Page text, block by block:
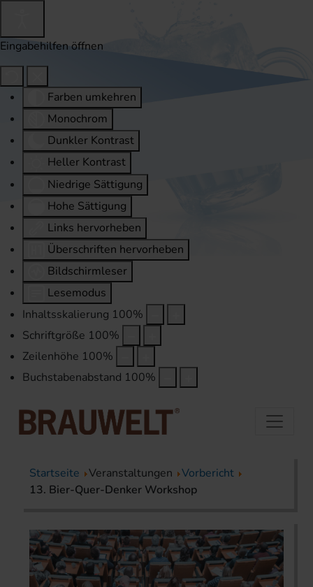
Eingabehilfen öffnen
Farben umkehren
Monochrom
Dunkler Kontrast
Heller Kontrast
Niedrige Sättigung
Hohe Sättigung
Links hervorheben
Überschriften hervorheben
Bildschirmleser
Lesemodus
Inhaltsskalierung 100%
Schriftgröße 100%
Zeilenhöhe 100%
Buchstabenabstand 100%
Startseite Veranstaltungen
Vorbericht
13. Bier-Quer-Denker Workshop